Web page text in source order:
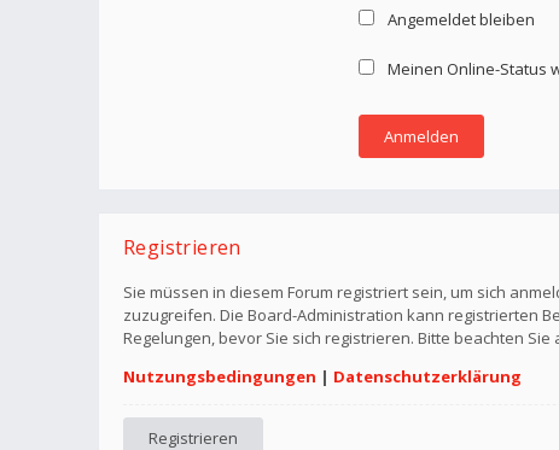
Angemeldet bleiben
Meinen Online-Status
Registrieren
Sie müssen in diesem Forum registriert sein, um sich
zuzugreifen. Die Board-Administration kann registrierten
Regelungen, bevor Sie sich registrieren. Bitte beachten
Nutzungsbedingungen | Datenschutzerklärung
Registrieren